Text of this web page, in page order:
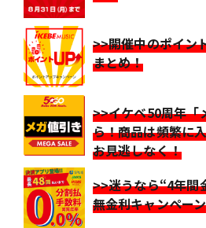
>>開催中のポイン
まとめ！
>>イケベ50周年「
ら！商品は頻繁に
お見逃しなく！
>>迷うなら“4年間
無金利キャンペーン